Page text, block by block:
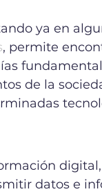
ya en
, permite
de la
datos e